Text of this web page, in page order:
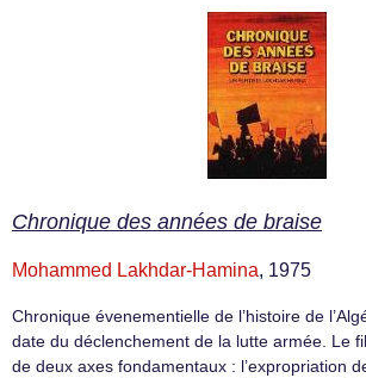
Chronique des années de braise
Mohammed Lakhdar-Hamina, 1975
Chronique évenementielle de l’histoire de
date du déclenchement de la lutte armée. Le
de deux axes fondamentaux : l’expropriation